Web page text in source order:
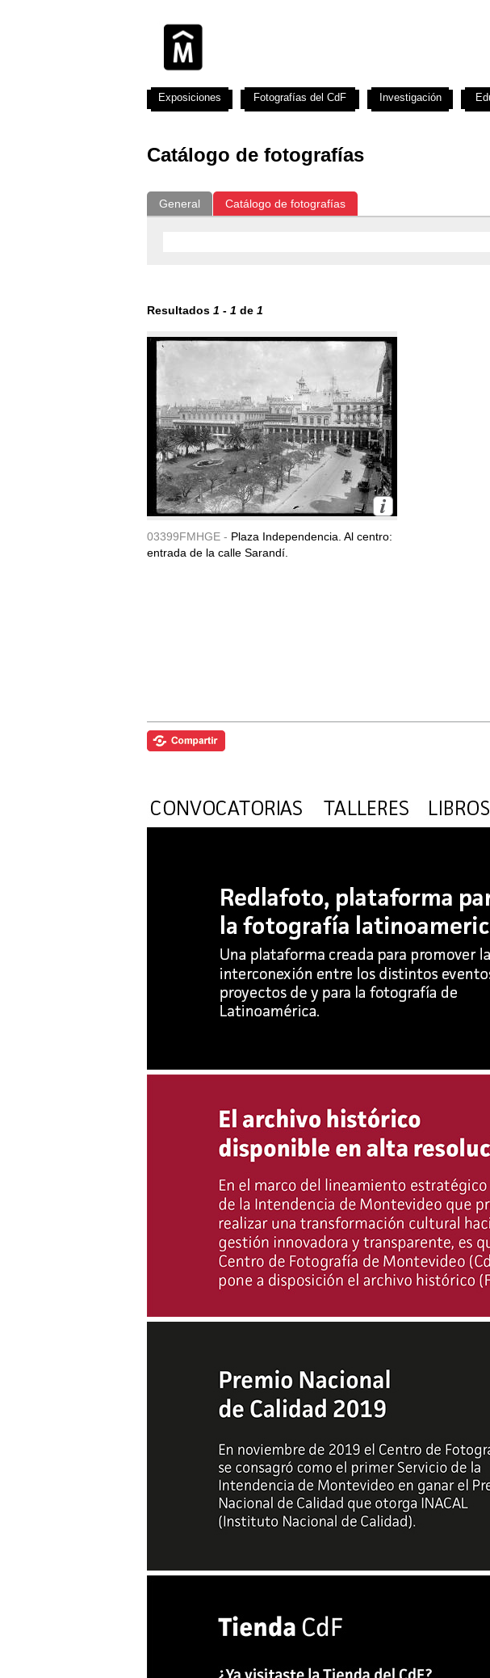
Catálogo de fotografías
General Catálogo de fotografías
Resultados 1 - 1 de 1
03399FMHGE - Plaza Independencia. Al centro:
entrada de la calle Sarandí.
Exposiciones Fotografías del CdF Investigación